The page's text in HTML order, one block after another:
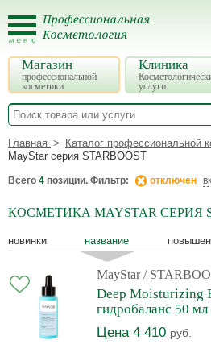
Магазин
профессиональной
косметики
Клиника
услуги
Главная Каталог профессиональной
MayStar серия STARBOOST
Всего 4 позиции. Фильтр: отключен
КОСМЕТИКА MAYSTAR СЕРИЯ
новинки название
MayStar /
Deep Moisturizing
гидробаланс 50 мл
Цена 4 410 руб.